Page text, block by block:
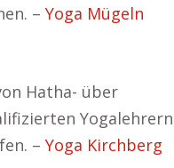
– Yoga Mügeln
Hatha- über
Yogalehrern
– Yoga Kirchberg